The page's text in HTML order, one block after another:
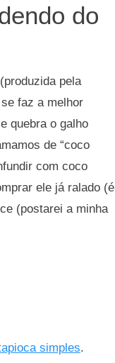
do
pela
faz a melhor
quebra o galho
de “coco
com coco
ele já ralado (é
(postarei a minha
simples.